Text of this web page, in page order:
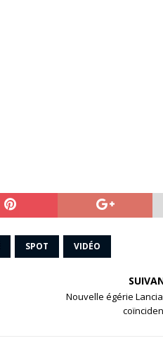
SPOT VIDÉO
Nouvelle égérie